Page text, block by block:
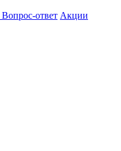
Вопрос-ответ Акции